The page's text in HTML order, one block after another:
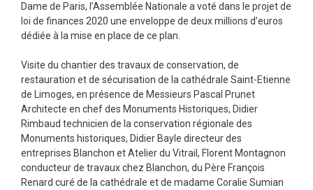
Dame de Paris, l’Assemblée Nationale a voté dans le projet de
loi de finances 2020 une enveloppe de deux millions d’euros
dédiée à la mise en place de ce plan.
Visite du chantier des travaux de conservation, de
restauration et de sécurisation de la cathédrale Saint-Etienne
de Limoges, en présence de Messieurs Pascal Prunet
Architecte en chef des Monuments Historiques, Didier
Rimbaud technicien de la conservation régionale des
Monuments historiques, Didier Bayle directeur des
entreprises Blanchon et Atelier du Vitrail, Florent Montagnon
conducteur de travaux chez Blanchon, du Père François
Renard curé de la cathédrale et de madame Coralie Sumian